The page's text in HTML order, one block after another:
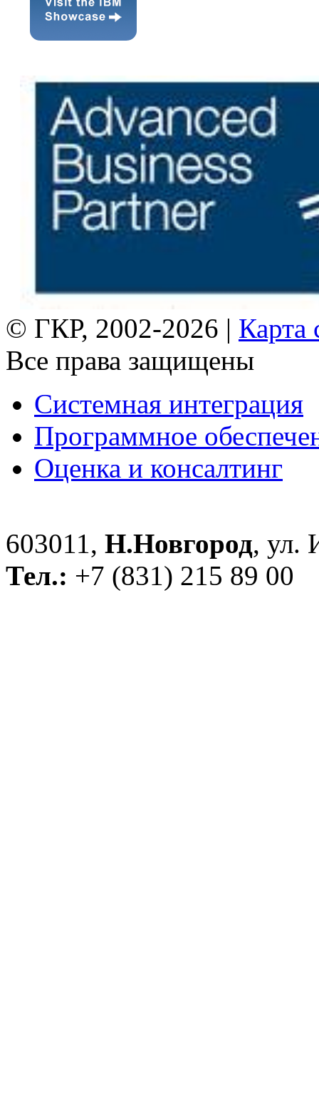
© ГКР, 2002-2026 | Карта
Все права защищены
Системная интеграция
Программное
Оценка и консалтинг
603011, Н.Новгород, ул.
Тел.: +7 (831) 215 89 00